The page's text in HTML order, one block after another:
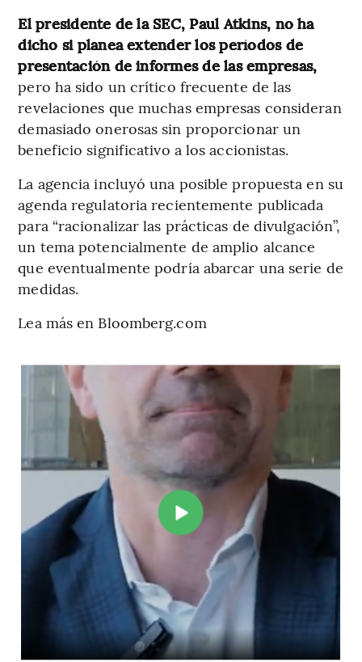
El presidente de la SEC, Paul Atkins, no ha
dicho si planea extender los períodos de
presentación de informes de las empresas,
pero ha sido un crítico frecuente de las
revelaciones que muchas empresas consideran
demasiado onerosas sin proporcionar un
beneficio significativo a los accionistas.
La agencia incluyó una posible propuesta en su
agenda regulatoria recientemente publicada
para “racionalizar las prácticas de divulgación”,
un tema potencialmente de amplio alcance
que eventualmente podría abarcar una serie de
medidas.
Lea más en Bloomberg.com